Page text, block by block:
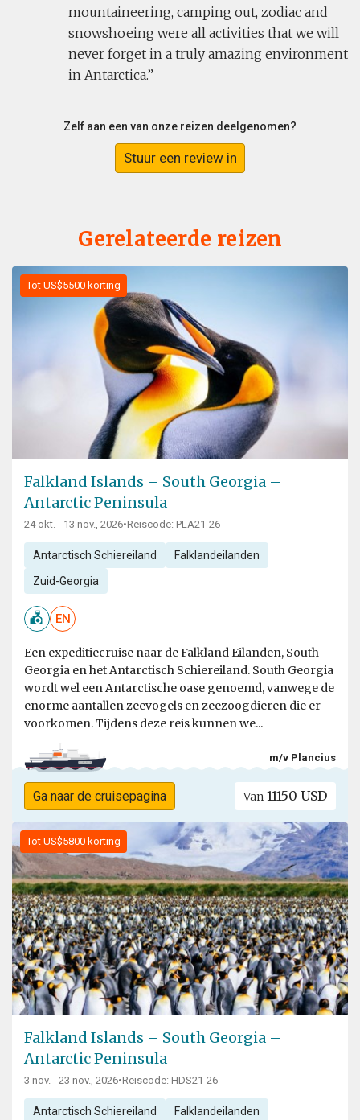
mountaineering, camping out, zodiac and
snowshoeing were all activities that we will
never forget in a truly amazing environment
in Antarctica.
Zelf aan een van onze reizen deelgenomen?
Stuur een review in
Gerelateerde reizen
Tot US$5500 korting
Falkland Islands – South Georgia –
Antarctic Peninsula
24 okt. - 13 nov., 2026•Reiscode: PLA21-26
Antarctisch Schiereiland Falklandeilanden
Zuid-Georgia
EN
Een expeditiecruise naar de Falkland Eilanden, South
Georgia en het Antarctisch Schiereiland. South Georgia
wordt wel een Antarctische oase genoemd, vanwege de
enorme aantallen zeevogels en zeezoogdieren die er
voorkomen. Tijdens deze reis kunnen we...
m/v Plancius
Ga naar de cruisepagina Van 11150 USD
Tot US$5800 korting
Falkland Islands – South Georgia –
Antarctic Peninsula
3 nov. - 23 nov., 2026•Reiscode: HDS21-26
Antarctisch Schiereiland Falklandeilanden